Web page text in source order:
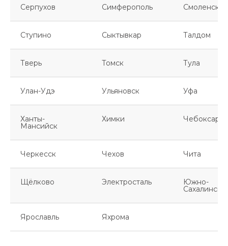
Серпухов Симферополь Смоленск
Ступино Сыктывкар Талдом
Тверь Томск Тула
Улан-Удэ Ульяновск Уфа
Ханты-
Мансийск
Химки Чебоксары
Черкесск Чехов Чита
Щёлково Электросталь Южно-
Сахалинск
Ярославль Яхрома